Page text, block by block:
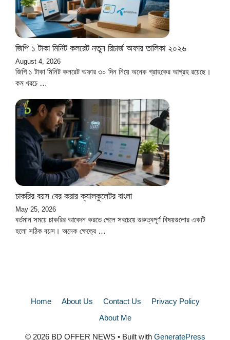
জিপি ১ টাকা মিনিট কলরেট নতুন রিচার্জ অফার তালিকা ২০২৬
August 4, 2026
জিপি ১ টাকা মিনিট কলরেট অফার ৩০ দিন নিয়ে অনেক গ্রাহকের আগ্রহ রয়েছে।
কম খরচে …
চাকরির বয়স বের করার ক্যালকুলেটর বাংলা
May 25, 2026
বর্তমান সময়ে চাকরির আবেদন করতে গেলে সবচেয়ে গুরুত্বপূর্ণ বিষয়গুলোর একটি
হলো সঠিক বয়স। অনেক ক্ষেত্রে …
Home About Us Contact Us
Privacy Policy
About Me
© 2026 BD OFFER NEWS• Built with GeneratePress